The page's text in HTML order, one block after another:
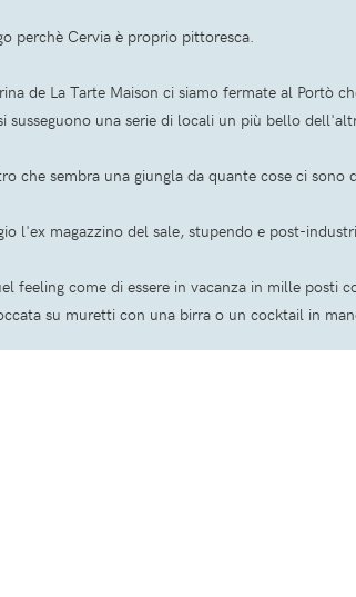
perchè Cervia è proprio pittoresca.
de La Tarte Maison ci siamo fermate al Portò
susseguono una serie di locali un più bello
che sembra una giungla da quante cose ci sono
l'ex magazzino del sale, stupendo e post-
feeling come di essere in vacanza in mille posti
su muretti con una birra o un cocktail in